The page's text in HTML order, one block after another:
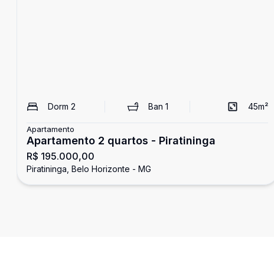
Dorm 2 Ban 1 45m²
Apartamento
Apartamento 2 quartos - Piratininga
R$ 195.000,00
Piratininga, Belo Horizonte - MG